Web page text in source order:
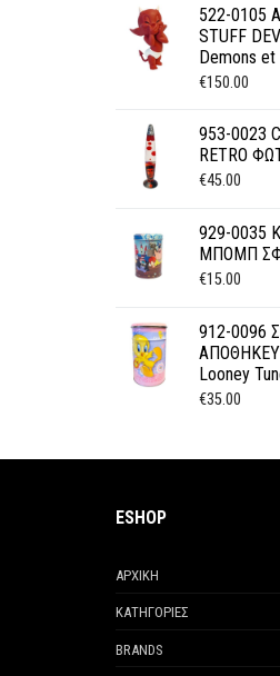
522-0105
STUFF
Demons
€150.00
953-0023
RETRO
€45.00
929-0035
ΜΠΟΜΠ
€15.00
912-0096
Looney
€35.00
ESHOP
ΑΡΧΙΚΗ
ΚΑΤΗΓΟΡΙΕΣ
BRANDS